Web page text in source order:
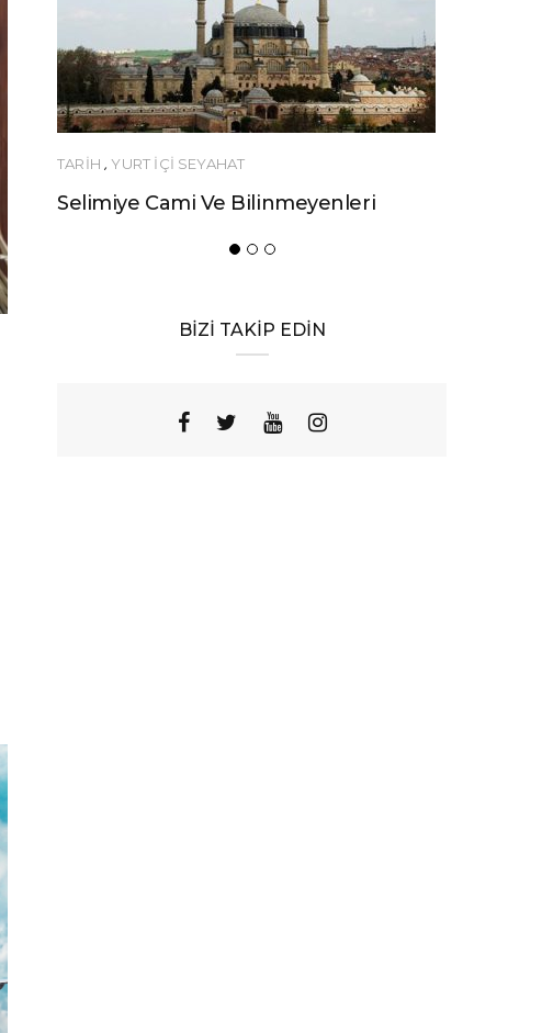
YEME-İÇME
Urfa’nın Birbirinden Lezzetli 10 Yöresel